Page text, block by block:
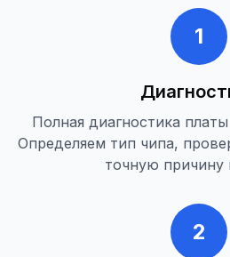
1
Полная диагностика
Определяем тип чипа,
точную причину
2